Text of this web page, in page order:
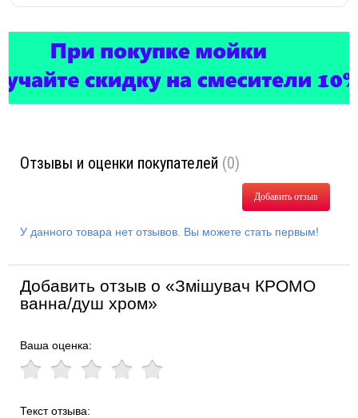
Отзывы и оценки покупателей (0)
Добавить отзыв
У данного товара нет отзывов. Вы можете стать первым!
Добавить отзыв о «Змішувач КРОМО
ванна/душ хром»
Ваша оценка:
Текст отзыва: